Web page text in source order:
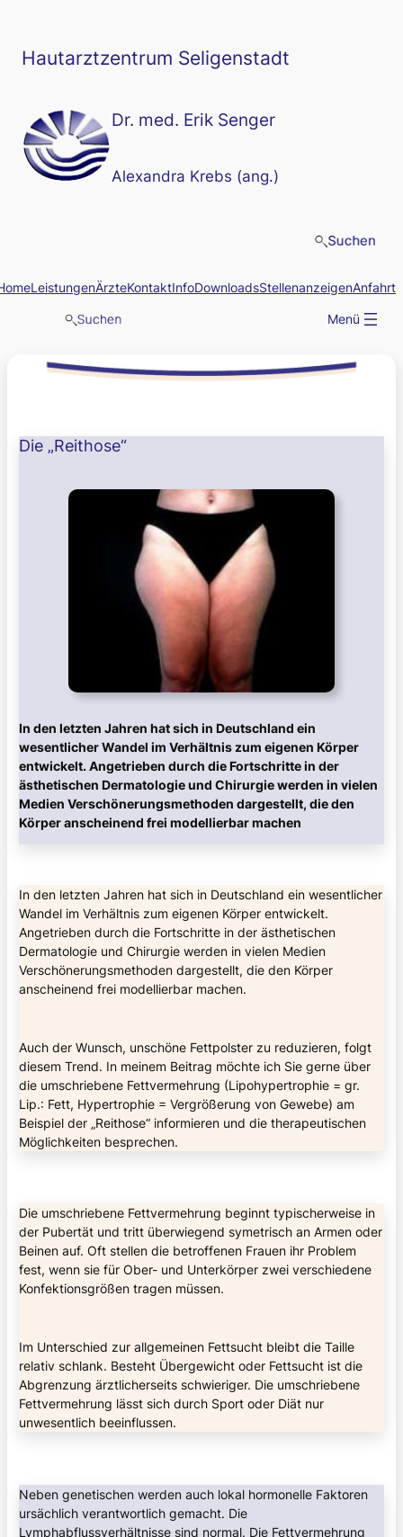
springen
Hautarztzentrum Seligenstadt
Dr. med. Erik Senger
Alexandra Krebs (ang.)
LeistungenÄrzteKontaktInfoDownloadsStellenanzeigenAnfahrt
Menü
Die „Reithose“
In den letzten Jahren hat sich in Deutschland ein
wesentlicher Wandel im Verhältnis zum eigenen Körper
entwickelt. Angetrieben durch die Fortschritte in der
ästhetischen Dermatologie und Chirurgie werden in vielen
Medien Verschönerungsmethoden dargestellt, die den
Körper anscheinend frei modellierbar machen
In den letzten Jahren hat sich in Deutschland ein wesentlicher
Wandel im Verhältnis zum eigenen Körper entwickelt.
Angetrieben durch die Fortschritte in der ästhetischen
Dermatologie und Chirurgie werden in vielen Medien
Verschönerungsmethoden dargestellt, die den Körper
anscheinend frei modellierbar machen.
Auch der Wunsch, unschöne Fettpolster zu reduzieren, folgt
diesem Trend. In meinem Beitrag möchte ich Sie gerne über
die umschriebene Fettvermehrung (Lipohypertrophie = gr.
Lip.: Fett, Hypertrophie = Vergrößerung von Gewebe) am
Beispiel der „Reithose“ informieren und die therapeutischen
Möglichkeiten besprechen.
Die umschriebene Fettvermehrung beginnt typischerweise in
der Pubertät und tritt überwiegend symetrisch an Armen oder
Beinen auf. Oft stellen die betroffenen Frauen ihr Problem
fest, wenn sie für Ober- und Unterkörper zwei verschiedene
Konfektionsgrößen tragen müssen.
Im Unterschied zur allgemeinen Fettsucht bleibt die Taille
relativ schlank. Besteht Übergewicht oder Fettsucht ist die
Abgrenzung ärztlicherseits schwieriger. Die umschriebene
Fettvermehrung lässt sich durch Sport oder Diät nur
unwesentlich beeinflussen.
Neben genetischen werden auch lokal hormonelle Faktoren
ursächlich verantwortlich gemacht. Die
Lymphabflussverhältnisse sind normal. Die Fettvermehrung